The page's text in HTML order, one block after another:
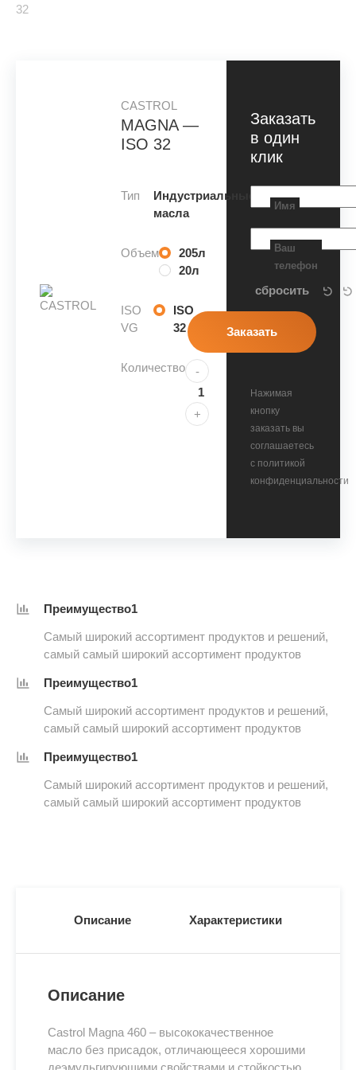
32
CASTROL
MAGNA —
ISO 32
Тип
Индустриальные
масла
Объем
205л
20л
ISO
VG
ISO
32
Количество -
+
Заказать
в один
клик
Имя
Ваш
телефон
Нажимая
кнопку
заказать вы
соглашаетесь
с политикой
конфиденциальности
Преимущество1
Самый широкий ассортимент продуктов и решений,
самый самый широкий ассортимент продуктов
Преимущество1
Самый широкий ассортимент продуктов и решений,
самый самый широкий ассортимент продуктов
Преимущество1
Самый широкий ассортимент продуктов и решений,
самый самый широкий ассортимент продуктов
Описание Характеристики
Описание
Castrol Magna 460 – высококачественное
масло без присадок, отличающееся хорошими
деэмульгирующими свойствами и стойкостью